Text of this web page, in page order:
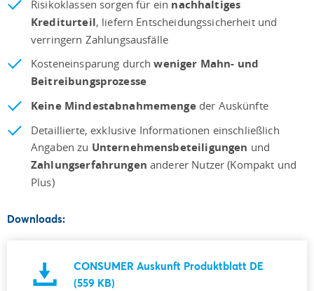
Risikoklassen sorgen für ein nachhaltiges
Krediturteil, liefern Entscheidungssicherheit und
verringern Zahlungsausfälle
Kosteneinsparung durchweniger Mahn- und
Beitreibungsprozesse
Keine Mindestabnahmemengeder Auskünfte
Detaillierte, exklusive Informationen einschließlich
Angaben zu Unternehmensbeteiligungen und
Zahlungserfahrungen anderer Nutzer (Kompakt und
Plus)
Downloads:
CONSUMER Auskunft Produktblatt DE
(559 KB)